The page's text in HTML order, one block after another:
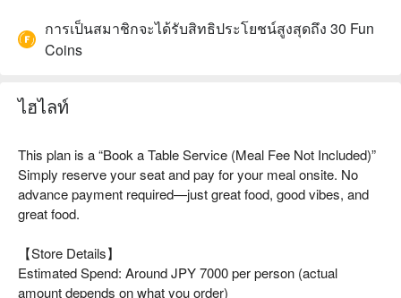
การเป็นสมาชิกจะได้รับสิทธิประโยชน์สูงสุดถึง 30 Fun
Coins
ไฮไลท์
This plan is a “Book a Table Service (Meal Fee Not Included)”
Simply reserve your seat and pay for your meal onsite. No
advance payment required—just great food, good vibes, and
great food.
【Store Details】
Estimated Spend: Around JPY 7000 per person (actual
amount depends on what you order)